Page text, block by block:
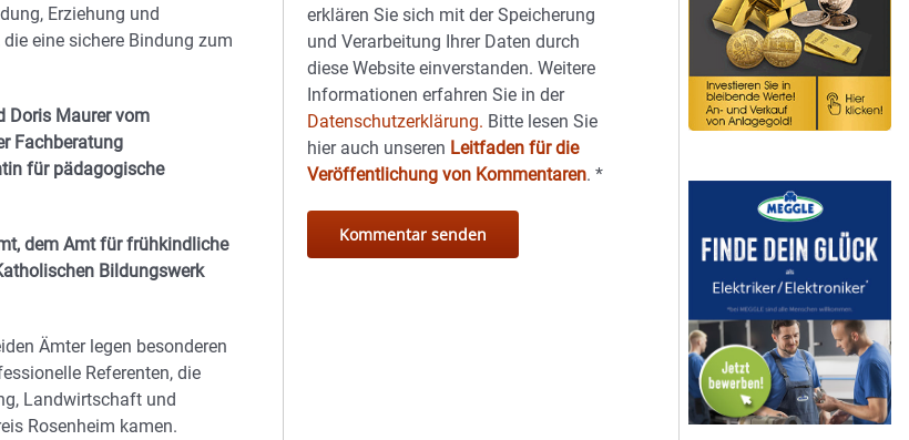
Erziehung und
eine sichere Bindung zum
Doris Maurer vom
Fachberatung
für pädagogische
dem Amt für frühkindliche
Bildungswerk
Ämter legen besonderen
Referenten, die
Landwirtschaft und
Rosenheim kamen.
erklären Sie sich mit der Speicherung
und Verarbeitung Ihrer Daten durch
diese Website einverstanden. Weitere
Informationen erfahren Sie in der
Datenschutzerklärung. Bitte lesen Sie
hier auch unseren Leitfaden für die
Veröffentlichung von Kommentaren.*